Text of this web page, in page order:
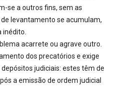
se a outros fins, sem as
levantamento se acumulam,
acarrete ou agrave outro.
dos precatórios e exige
judiciais: estes têm de
a emissão de ordem judicial